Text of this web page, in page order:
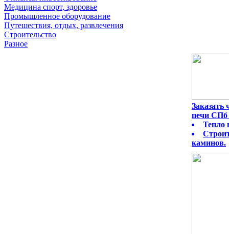
Медицина спорт, здоровье
Промышленное оборудование
Путешествия, отдых, развлечения
Строительство
Разное
Заказать
печи СПб
Тепло
каминов.